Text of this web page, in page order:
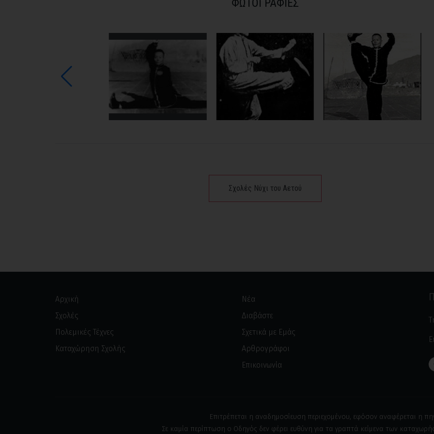
ΦΩΤΟΓΡΑΦΙΕΣ
Σχολές Νύχι του Αετού
Αρχική
Σχολές
Πολεμικές Τέχνες
Καταχώρηση Σχολής
Νέα
Διαβάστε
Σχετικά με Εμάς
Αρθρογράφοι
Επικοινωνία
Επιτρέπεται η αναδημοσίευση περιεχομένου, εφόσον αναφέρεται η
Σε καμία περίπτωση ο Οδηγός δεν φέρει ευθύνη για τα γραπτά κείμενα των